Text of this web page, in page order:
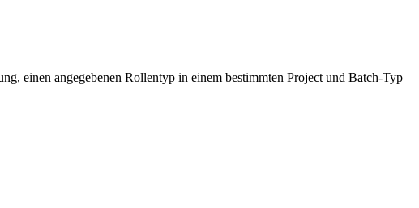
einen angegebenen Rollentyp in einem bestimmten Project und Batch-Typ